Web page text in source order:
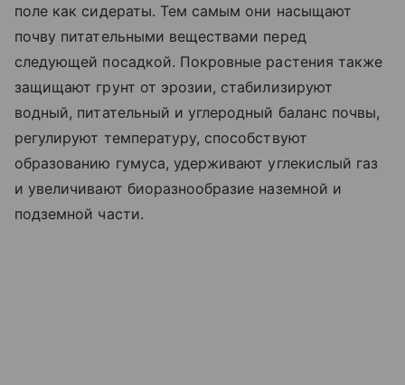
поле как сидераты. Тем самым они насыщают
почву питательными веществами перед
следующей посадкой. Покровные растения также
защищают грунт от эрозии, стабилизируют
водный, питательный и углеродный баланс почвы,
регулируют температуру, способствуют
образованию гумуса, удерживают углекислый газ
и увеличивают биоразнообразие наземной и
подземной части.